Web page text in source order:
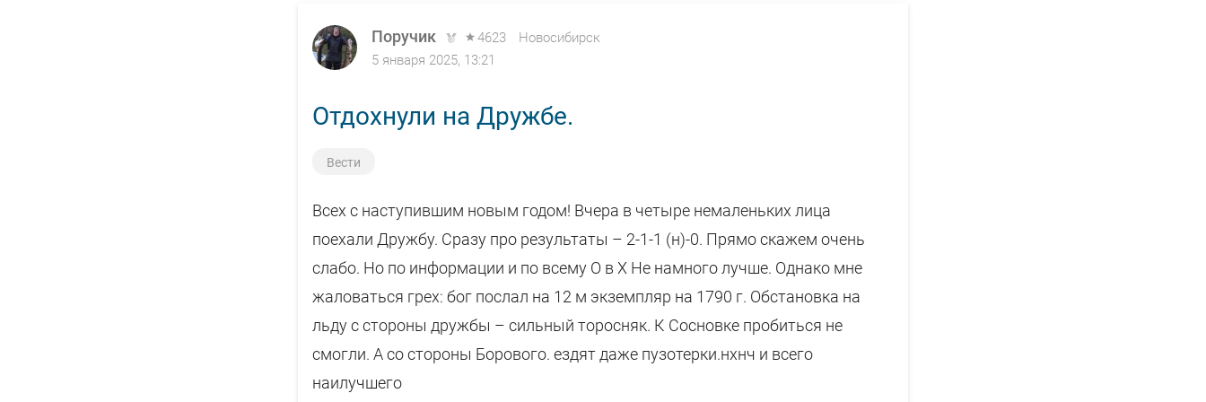
Поручик 4623
Новосибирск
5 января 2025, 13:21
Отдохнули на Дружбе.
Вести
Всех с наступившим новым годом! Вчера в четыре немаленьких лица
поехали Дружбу. Сразу про результаты – 2-1-1 (н)-0. Прямо скажем очень
слабо. Но по информации и по всему О в Х Не намного лучше. Однако мне
жаловаться грех: бог послал на 12 м экземпляр на 1790 г. Обстановка на
льду с стороны дружбы – сильный торосняк. К Сосновке пробиться не
смогли. А со стороны Борового. ездят даже пузотерки.нхнч и всего
наилучшего